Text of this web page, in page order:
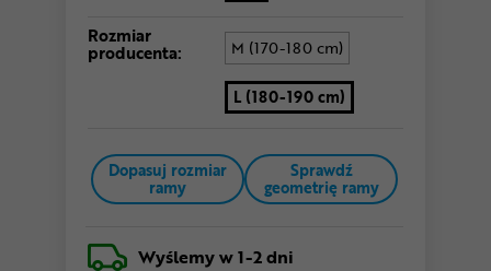
Rozmiar
producenta: M (170-180 cm)
L (180-190 cm)
Dopasuj rozmiar
ramy
Sprawdź
geometrię ramy
Wyślemyw 1-2 dni